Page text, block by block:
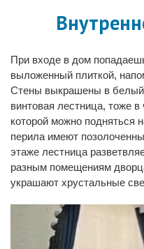
При входе в дом
выложенный плиткой,
Стены выкрашены в белый
винтовая лестница, тоже
которой можно подняться
перила имеют
этаже лестница
разным помещениям
украшают хрустальные